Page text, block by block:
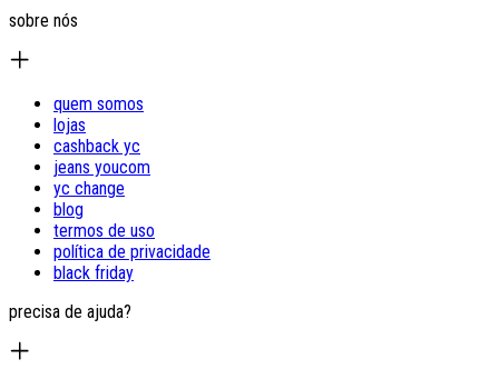
sobre nós
quem somos
lojas
cashback yc
jeans youcom
yc change
blog
termos de uso
política de privacidade
black friday
precisa de ajuda?